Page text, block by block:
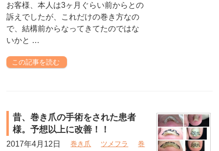
お客様、本人は3ヶ月ぐらい前からとの
訴えでしたが、これだけの巻き方なの
で、結構前からなってきてたのではな
いかと …
この記事を読む
昔、巻き爪の手術をされた患者
様。予想以上に改善！！
2017年4月12日 巻き爪 ツメフラ
巻